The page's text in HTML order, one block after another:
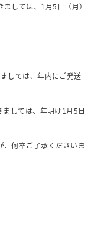
しては、1月5日（月）
しては、年内にご発送
しては、年明け1月5日
何卒ご了承くださいま